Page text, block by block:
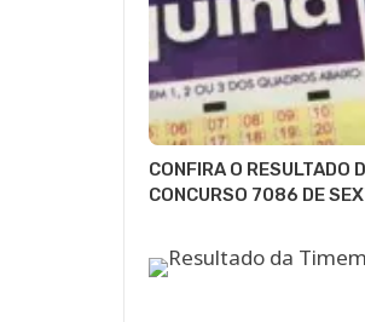
CONFIRA O RESULTADO
CONCURSO 7086 DE